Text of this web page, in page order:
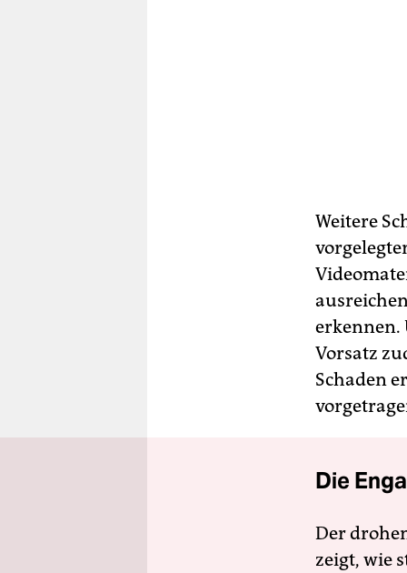
Weitere
erkennen.
Vorsatz
Schaden
Die
Der
zeigt, wie